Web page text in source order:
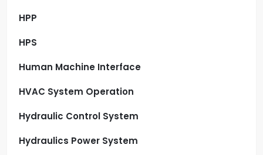
HPP
HPS
Human Machine Interface
HVAC System Operation
Hydraulic Control System
Hydraulics Power System